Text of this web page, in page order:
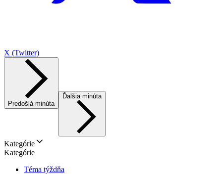
X (Twitter)
Predošlá minúta
Ďalšia minúta
Kategórie
Kategórie
Téma týždňa